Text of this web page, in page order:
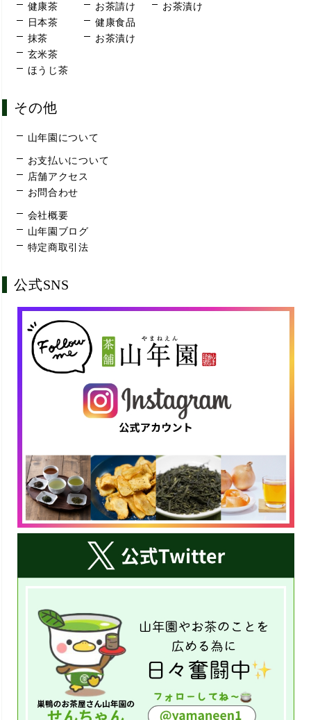
健康茶
日本茶
抹茶
玄米茶
ほうじ茶
お茶請け
健康食品
お茶漬け
お茶漬け
その他
山年園について
お支払いについて
店舗アクセス
お問合わせ
会社概要
山年園ブログ
特定商取引法
公式SNS